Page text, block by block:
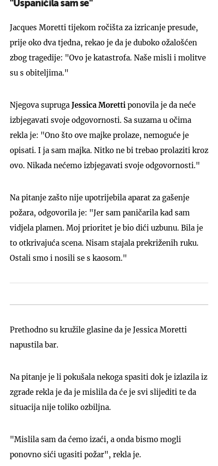
"Uspaničila sam se"
Jacques Moretti tijekom ročišta za izricanje presude,
prije oko dva tjedna, rekao je da je duboko ožalošćen
zbog tragedije: "Ovo je katastrofa. Naše misli i molitve
su s obiteljima."
Njegova supruga Jessica Moretti ponovila je da neće
izbjegavati svoje odgovornosti. Sa suzama u očima
rekla je: "Ono što ove majke prolaze, nemoguće je
opisati. I ja sam majka. Nitko ne bi trebao prolaziti kroz
ovo. Nikada nećemo izbjegavati svoje odgovornosti."
Na pitanje zašto nije upotrijebila aparat za gašenje
požara, odgovorila je: "Jer sam paničarila kad sam
vidjela plamen. Moj prioritet je bio dići uzbunu. Bila je
to otkrivajuća scena. Nisam stajala prekriženih ruku.
Ostali smo i nosili se s kaosom."
Prethodno su kružile glasine da je Jessica Moretti
napustila bar.
Na pitanje je li pokušala nekoga spasiti dok je izlazila iz
zgrade rekla je da je mislila da će je svi slijediti te da
situacija nije toliko ozbiljna.
"Mislila sam da ćemo izaći, a onda bismo mogli
ponovno sići ugasiti požar", rekla je.